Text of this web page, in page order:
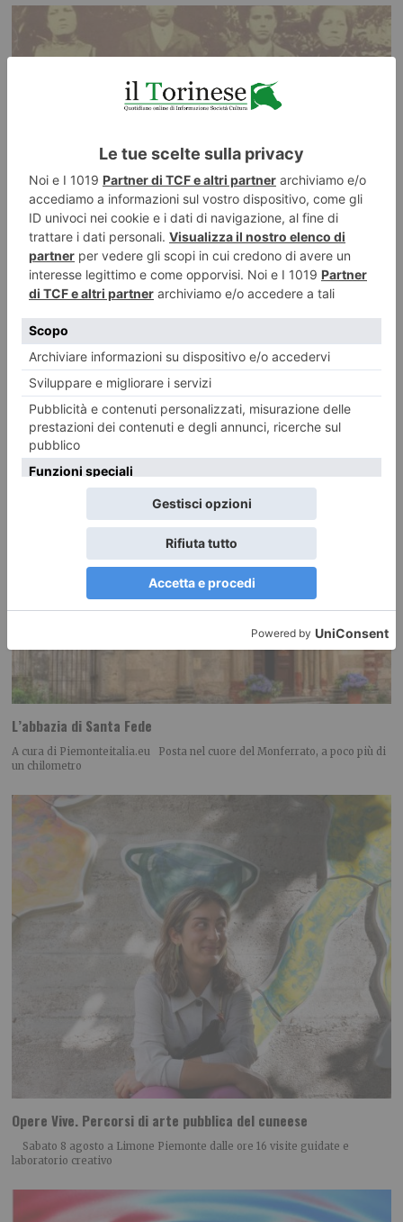
La locomotiva di Guccini (e di Pietro Rigosi)
Il fuochista anarchico Pietro Rigosi, 28 anni, sposato e padre di due
bambine di tre anni
L’abbazia di Santa Fede
A cura di Piemonteitalia.eu Posta nel cuore del Monferrato, a poco più di
un chilometro
Opere Vive. Percorsi di arte pubblica del cuneese
Sabato 8 agosto a Limone Piemonte dalle ore 16 visite guidate e
laboratorio creativo